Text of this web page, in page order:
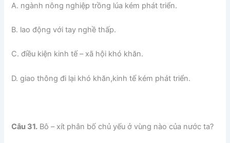
A. ngành nông nghiệp trồng lúa kém phát triển.
B. lao động với tay nghề thấp.
C. điều kiện kinh tế – xã hội khó khăn.
D. giao thông đi lại khó khăn,kinh tế kém phát triển.
Câu 31. Bô – xít phân bố chủ yếu ở vùng nào của nước ta?